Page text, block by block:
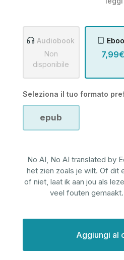
Audiobook
Non
disponibile
7,99€
Seleziona il tuo formato
epub
No AI, No AI translated by
het zien zoals je wilt. Of dit
of niet, laat ik aan jou als
veel fouten gemaakt